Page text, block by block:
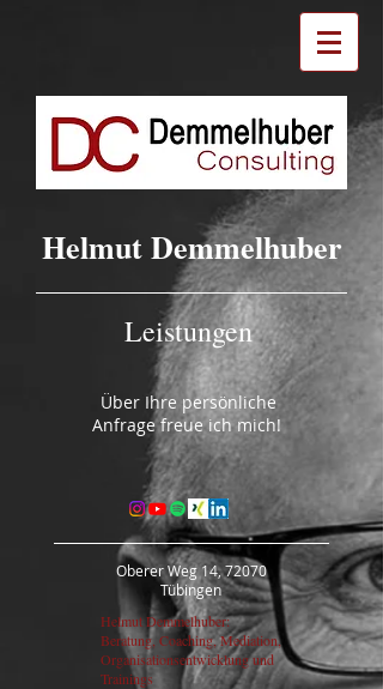
Helmut Demmelhuber
Leistungen
Über Ihre persönliche
Anfrage freue ich mich!
Oberer Weg 14, 72070
Tübingen
Helmut Demmelhuber:
Beratung, Coaching, Mediation,
Organisationsentwicklung und
Trainings